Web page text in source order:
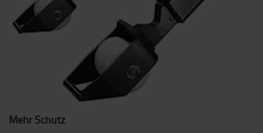
Mehr Schutz